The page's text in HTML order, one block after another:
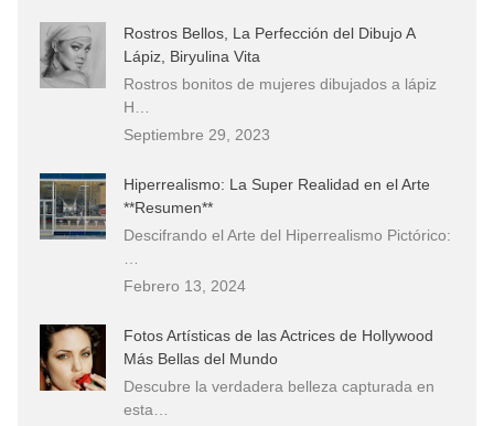
Rostros Bellos, La Perfección del Dibujo A
Lápiz, Biryulina Vita
Rostros bonitos de mujeres dibujados a lápiz
H…
Septiembre 29, 2023
Hiperrealismo: La Super Realidad en el Arte
**Resumen**
Descifrando el Arte del Hiperrealismo Pictórico:
Febrero 13, 2024
Fotos Artísticas de las Actrices de Hollywood
Más Bellas del Mundo
Descubre la verdadera belleza capturada en
esta…